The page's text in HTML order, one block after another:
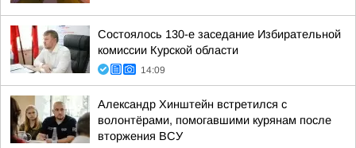
Состоялось 130-е заседание Избирательной
комиссии Курской области
14:09
Александр Хинштейн встретился с
волонтёрами, помогавшими курянам после
вторжения ВСУ